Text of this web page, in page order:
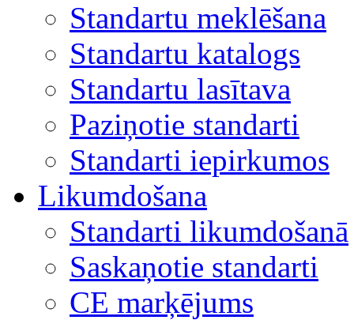
Standartu meklēšana
Standartu katalogs
Standartu lasītava
Paziņotie standarti
Standarti iepirkumos
Likumdošana
Standarti likumdošanā
Saskaņotie standarti
CE marķējums